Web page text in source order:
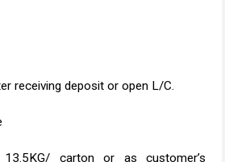
receiving deposit or open L/C.
carton or as customer’s